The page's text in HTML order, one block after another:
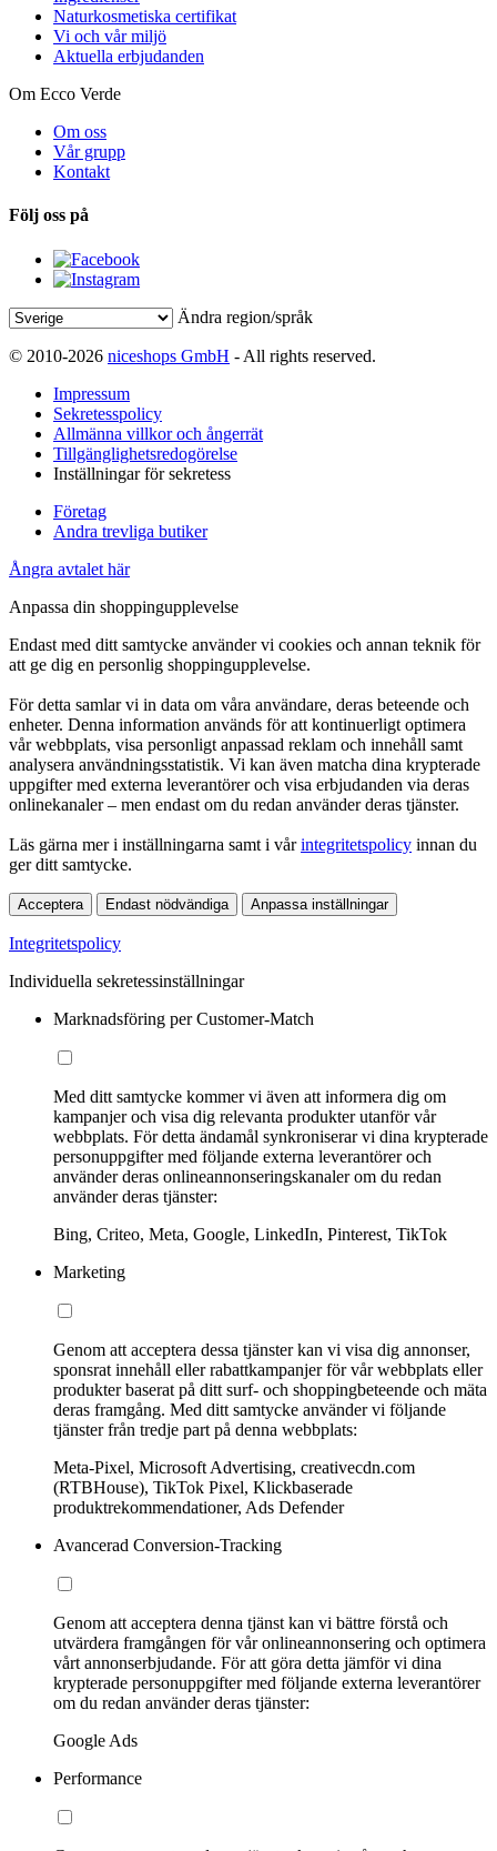
Naturkosmetiska certifikat
Vi och vår miljö
Aktuella erbjudanden
Om Ecco Verde
Om oss
Vår grupp
Kontakt
Följ oss på
Ändra region/språk
© 2010-2026 niceshops GmbH - All rights reserved.
Impressum
Sekretesspolicy
Allmänna villkor och ångerrät
Tillgänglighetsredogörelse
Inställningar för sekretess
Företag
Andra trevliga butiker
Ångra avtalet här
Anpassa din shoppingupplevelse
Endast med ditt samtycke använder vi cookies och annan teknik för
att ge dig en personlig shoppingupplevelse.
För detta samlar vi in data om våra användare, deras beteende och
enheter. Denna information används för att kontinuerligt optimera
vår webbplats, visa personligt anpassad reklam och innehåll samt
analysera användningsstatistik. Vi kan även matcha dina krypterade
uppgifter med externa leverantörer och visa erbjudanden via deras
onlinekanaler – men endast om du redan använder deras tjänster.
Läs gärna mer i inställningarna samt i vårintegritetspolicy innan du
ger ditt samtycke.
Acceptera Endast nödvändiga Anpassa inställningar
Integritetspolicy
Individuella sekretessinställningar
Marknadsföring per Customer-Match
Med ditt samtycke kommer vi även att informera dig om
kampanjer och visa dig relevanta produkter utanför vår
webbplats. För detta ändamål synkroniserar vi dina krypterade
personuppgifter med följande externa leverantörer och
använder deras onlineannonseringskanaler om du redan
använder deras tjänster:
Bing, Criteo, Meta, Google, LinkedIn, Pinterest, TikTok
Marketing
Genom att acceptera dessa tjänster kan vi visa dig annonser,
sponsrat innehåll eller rabattkampanjer för vår webbplats eller
produkter baserat på ditt surf- och shoppingbeteende och mäta
deras framgång. Med ditt samtycke använder vi följande
tjänster från tredje part på denna webbplats:
Meta-Pixel, Microsoft Advertising, creativecdn.com
(RTBHouse), TikTok Pixel, Klickbaserade
produktrekommendationer, Ads Defender
Avancerad Conversion-Tracking
Genom att acceptera denna tjänst kan vi bättre förstå och
utvärdera framgången för vår onlineannonsering och optimera
vårt annonserbjudande. För att göra detta jämför vi dina
krypterade personuppgifter med följande externa leverantörer
om du redan använder deras tjänster:
Google Ads
Performance